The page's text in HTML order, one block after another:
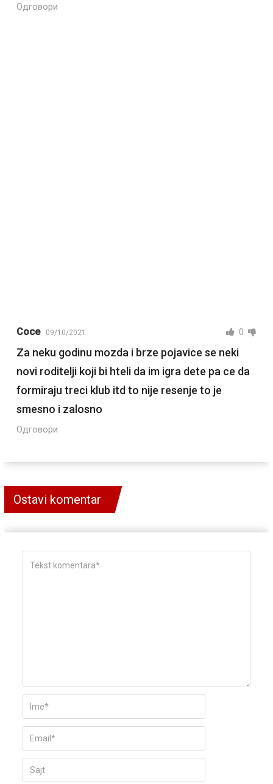
Одговори
Coce 09/10/2021 0
Za neku godinu mozda i brze pojavice se neki
novi roditelji koji bi hteli da im igra dete pa ce da
formiraju treci klub itd to nije resenje to je
smesno i zalosno
Одговори
Ostavi komentar